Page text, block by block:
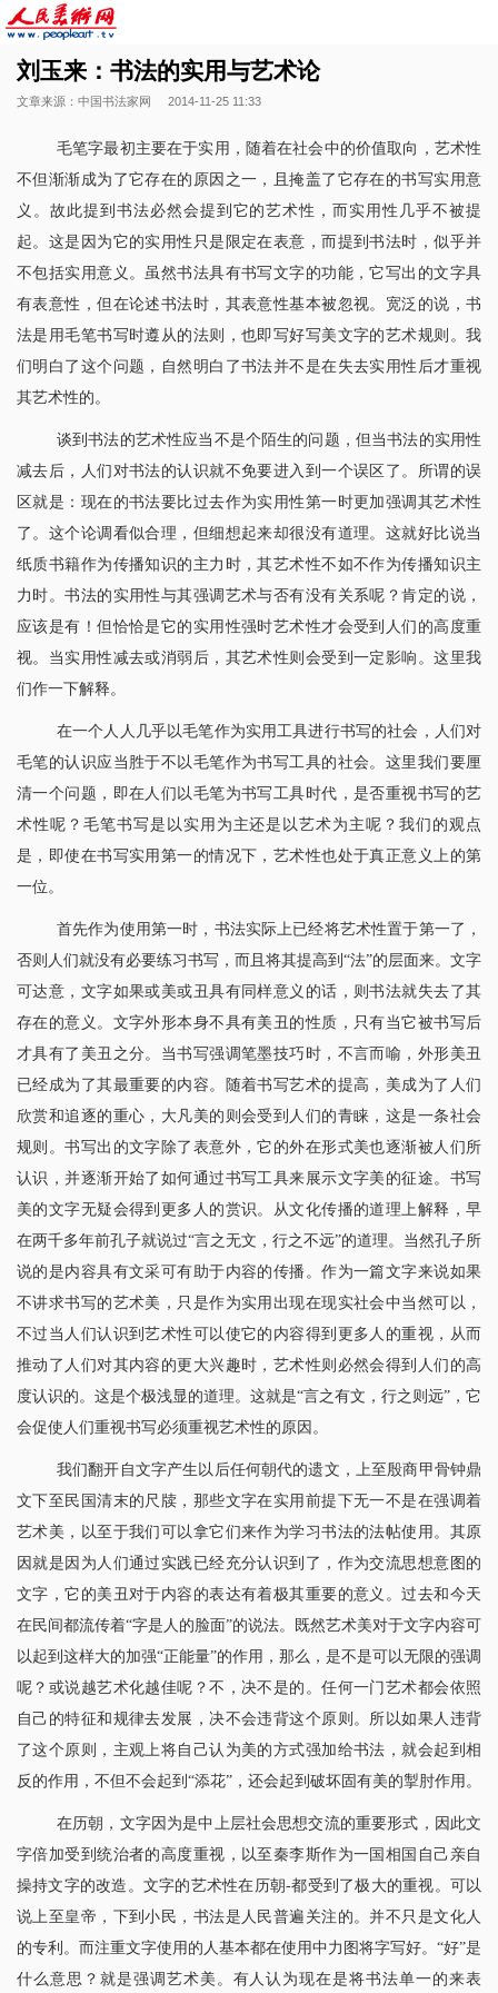
刘玉来：书法的实用与艺术论
文章来源：中国书法家网 2014-11-25 11:33
毛笔字最初主要在于实用，随着在社会中的价值取向，艺术性
不但渐渐成为了它存在的原因之一，且掩盖了它存在的书写实用意
义。故此提到书法必然会提到它的艺术性，而实用性几乎不被提
起。这是因为它的实用性只是限定在表意，而提到书法时，似乎并
不包括实用意义。虽然书法具有书写文字的功能，它写出的文字具
有表意性，但在论述书法时，其表意性基本被忽视。宽泛的说，书
法是用毛笔书写时遵从的法则，也即写好写美文字的艺术规则。我
们明白了这个问题，自然明白了书法并不是在失去实用性后才重视
其艺术性的。
谈到书法的艺术性应当不是个陌生的问题，但当书法的实用性
减去后，人们对书法的认识就不免要进入到一个误区了。所谓的误
区就是：现在的书法要比过去作为实用性第一时更加强调其艺术性
了。这个论调看似合理，但细想起来却很没有道理。这就好比说当
纸质书籍作为传播知识的主力时，其艺术性不如不作为传播知识主
力时。书法的实用性与其强调艺术与否有没有关系呢？肯定的说，
应该是有！但恰恰是它的实用性强时艺术性才会受到人们的高度重
视。当实用性减去或消弱后，其艺术性则会受到一定影响。这里我
们作一下解释。
在一个人人几乎以毛笔作为实用工具进行书写的社会，人们对
毛笔的认识应当胜于不以毛笔作为书写工具的社会。这里我们要厘
清一个问题，即在人们以毛笔为书写工具时代，是否重视书写的艺
术性呢？毛笔书写是以实用为主还是以艺术为主呢？我们的观点
是，即使在书写实用第一的情况下，艺术性也处于真正意义上的第
一位。
首先作为使用第一时，书法实际上已经将艺术性置于第一了，
否则人们就没有必要练习书写，而且将其提高到“法”的层面来。文字
可达意，文字如果或美或丑具有同样意义的话，则书法就失去了其
存在的意义。文字外形本身不具有美丑的性质，只有当它被书写后
才具有了美丑之分。当书写强调笔墨技巧时，不言而喻，外形美丑
已经成为了其最重要的内容。随着书写艺术的提高，美成为了人们
欣赏和追逐的重心，大凡美的则会受到人们的青睐，这是一条社会
规则。书写出的文字除了表意外，它的外在形式美也逐渐被人们所
认识，并逐渐开始了如何通过书写工具来展示文字美的征途。书写
美的文字无疑会得到更多人的赏识。从文化传播的道理上解释，早
在两千多年前孔子就说过“言之无文，行之不远”的道理。当然孔子所
说的是内容具有文采可有助于内容的传播。作为一篇文字来说如果
不讲求书写的艺术美，只是作为实用出现在现实社会中当然可以，
不过当人们认识到艺术性可以使它的内容得到更多人的重视，从而
推动了人们对其内容的更大兴趣时，艺术性则必然会得到人们的高
度认识的。这是个极浅显的道理。这就是“言之有文，行之则远”，它
会促使人们重视书写必须重视艺术性的原因。
我们翻开自文字产生以后任何朝代的遗文，上至殷商甲骨钟鼎
文下至民国清末的尺牍，那些文字在实用前提下无一不是在强调着
艺术美，以至于我们可以拿它们来作为学习书法的法帖使用。其原
因就是因为人们通过实践已经充分认识到了，作为交流思想意图的
文字，它的美丑对于内容的表达有着极其重要的意义。过去和今天
在民间都流传着“字是人的脸面”的说法。既然艺术美对于文字内容可
以起到这样大的加强“正能量”的作用，那么，是不是可以无限的强调
呢？或说越艺术化越佳呢？不，决不是的。任何一门艺术都会依照
自己的特征和规律去发展，决不会违背这个原则。所以如果人违背
了这个原则，主观上将自己认为美的方式强加给书法，就会起到相
反的作用，不但不会起到“添花”，还会起到破坏固有美的掣肘作用。
在历朝，文字因为是中上层社会思想交流的重要形式，因此文
字倍加受到统治者的高度重视，以至秦李斯作为一国相国自己亲自
操持文字的改造。文字的艺术性在历朝-都受到了极大的重视。可以
说上至皇帝，下到小民，书法是人民普遍关注的。并不只是文化人
的专利。而注重文字使用的人基本都在使用中力图将字写好。“好”是
什么意思？就是强调艺术美。有人认为现在是将书法单一的来表